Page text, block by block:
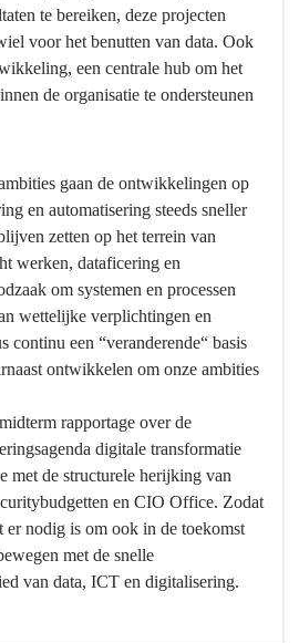
te bereiken, deze projecten
voor het benutten van data. Ook
een centrale hub om het
de organisatie te ondersteunen
gaan de ontwikkelingen op
en automatisering steeds sneller
zetten op het terrein van
werken, dataficering en
om systemen en processen
wettelijke verplichtingen en
continu een “veranderende“ basis
ontwikkelen om onze ambities
rapportage over de
digitale transformatie
met de structurele herijking van
en CIO Office. Zodat
er nodig is om ook in de toekomst
met de snelle
van data, ICT en digitalisering.